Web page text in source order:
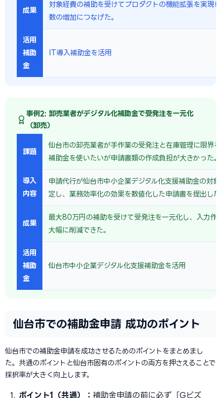
成果
対象経費の補助を受けてプロダクトの機能拡張を実現
数の増加につなげた。
活用
補助
金
IT導入補助金を活用
事例2: 卸売業者がデジタル化補助金で受発注を一元化
（卸売）
課題
仙台市の卸売業者が手作業の受発注と在庫管理に限界
補助金を使いたいが申請書類の作成負担が大きかった。
導入
内容
申請代行が仙台市中小企業デジタル化支援補助金の対
定し、業務効率化の効果を数値化した申請書を提出し
成果
最大80万円の補助を受けて受発注を一元化し、入力作
大幅に削減できた。
活用
補助
金
仙台市中小企業デジタル化支援補助金を活用
仙台市での補助金申請 成功のポイント
仙台市での補助金申請を成功させるためのポイントをまとめまし
た。共通のポイントと仙台市固有のポイントの両方を押さえることで
採択率が大きく向上します。
ポイント1（共通）： 補助金申請の前に必ず「Gビズ